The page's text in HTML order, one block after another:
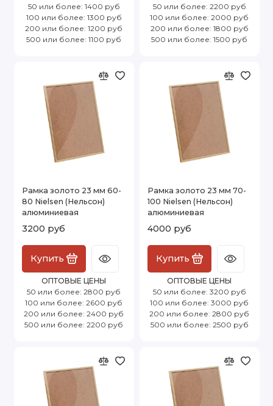
50 или более: 1400 руб
100 или более: 1300 руб
200 или более: 1200 руб
500 или более: 1100 руб
50 или более: 2200 руб
100 или более: 2000 руб
200 или более: 1800 руб
500 или более: 1500 руб
Рамка золото 23 мм 60-
80 Nielsen (Нельсон)
алюминиевая
3200 руб
Купить
ОПТОВЫЕ ЦЕНЫ
50 или более: 2800 руб
100 или более: 2600 руб
200 или более: 2400 руб
500 или более: 2200 руб
Рамка золото 23 мм 70-
100 Nielsen (Нельсон)
алюминиевая
4000 руб
Купить
ОПТОВЫЕ ЦЕНЫ
50 или более: 3200 руб
100 или более: 3000 руб
200 или более: 2800 руб
500 или более: 2500 руб